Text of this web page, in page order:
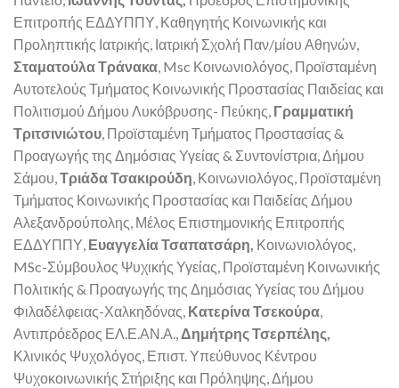
Επιτροπής ΕΔΔΥΠΠΥ, Καθηγητής Κοινωνικής και
Προληπτικής Ιατρικής, Ιατρική Σχολή Παν/μίου Αθηνών,
Σταματούλα Τράνακα, Msc Κοινωνιολόγος, Προϊσταμένη
Αυτοτελούς Τμήματος Κοινωνικής Προστασίας Παιδείας και
Πολιτισμού Δήμου Λυκόβρυσης- Πεύκης, Γραμματική
Τριτσινιώτου, Προϊσταμένη Τμήματος Προστασίας &
Προαγωγής της Δημόσιας Υγείας & Συντονίστρια, Δήμου
Σάμου,Τριάδα Τσακιρούδη, Κοινωνιολόγος, Προϊσταμένη
Τμήματος Κοινωνικής Προστασίας και Παιδείας Δήμου
Αλεξανδρούπολης, Μέλος Επιστημονικής Επιτροπής
ΕΔΔΥΠΠΥ, Ευαγγελία Τσαπατσάρη, Κοινωνιολόγος,
MSc-Σύμβουλος Ψυχικής Υγείας, Προϊσταμένη Κοινωνικής
Πολιτικής & Προαγωγής της Δημόσιας Υγείας του Δήμου
Φιλαδέλφειας-Χαλκηδόνας, Κατερίνα Τσεκούρα,
Αντιπρόεδρος ΕΛ.Ε.ΑΝ.Α.,Δημήτρης Τσερπέλης,
Κλινικός Ψυχολόγος, Επιστ. Υπεύθυνος Κέντρου
Ψυχοκοινωνικής Στήριξης και Πρόληψης, Δήμου